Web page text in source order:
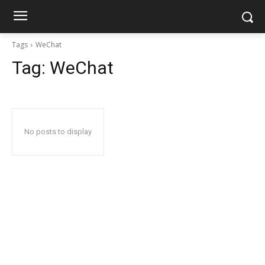
Tags WeChat
Tag: WeChat
No posts to display